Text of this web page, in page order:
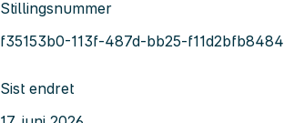
Stillingsnummer
f35153b0-113f-487d-bb25-f11d2bfb8484
Sist endret